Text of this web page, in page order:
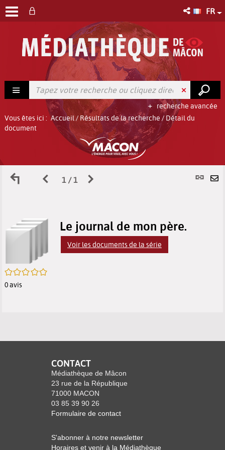
FR
recherche avancée
Vous êtes ici : Accueil/ Résultats de la recherche / Détail du
document
Retour
résultats
de
recherche
Page
des
résultats
1 / 1
Page
des
/5
0avis
Le journal de mon père.
Voir les documents de la série
CONTACT
Médiathèque de Mâcon
23 rue de la République
71000 MACON
03 85 39 90 26
Formulaire de contact
S'abonner à notre newsletter
Horaires et venir à la Médiathèque